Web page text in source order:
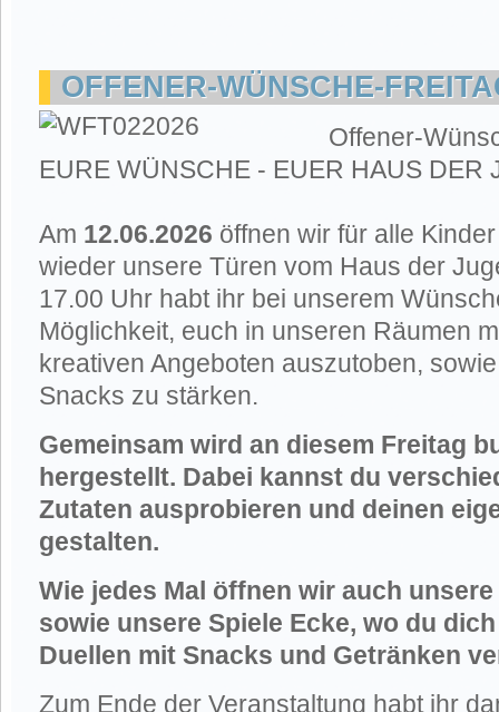
OFFENER-WÜNSCHE-
Offener-
EURE WÜNSCHE - EUER HAUS DER
Am 12.06.2026 öffnen wir für alle
wieder unsere Türen vom Haus der
17.00 Uhr habt ihr bei unserem
Möglichkeit, euch in unseren Räumen
kreativen Angeboten auszutoben,
Snacks zu stärken.
Gemeinsam wird an diesem Freitag
hergestellt. Dabei kannst du
Zutaten ausprobieren und deinen
gestalten.
Wie jedes Mal öffnen wir auch
sowie unsere Spiele Ecke, wo du
Duellen mit Snacks und Getränken
Zum Ende der Veranstaltung habt ihr